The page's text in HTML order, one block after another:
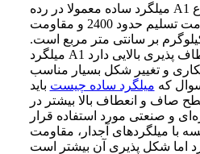
میلگرد ساده معمولا در رده A1 قرار می گیرد. این نوع
میلگرد دارای مقاومت تسلیم حدود 2400 و مقاومت
حدود 3600 کیلوگرم بر سانتی متر مربع است.
میلگرد A1 به دلیل داکتیل بودن، انعطاف پذیری بالایی دارد
و تغییر شکل بسیار مناسب
که میلگرد ساده چیست باید
صاف و انعطاف بالا بیشتر در
و صنعتی مورد استفاده قرار
با میلگردهای آجدار، مقاومت